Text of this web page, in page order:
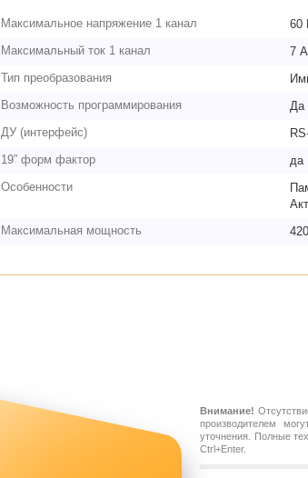
Максимальное напряжение 1 канал
60
Максимальный ток 1 канал
7 А
Тип преобразования
Возможность программирования
Да
ДУ (интерфейс)
19” форм фактор
да
Особенности
Максимальная мощность
Внимание!
производителем
уточнения. Полные
Ctrl+Enter.